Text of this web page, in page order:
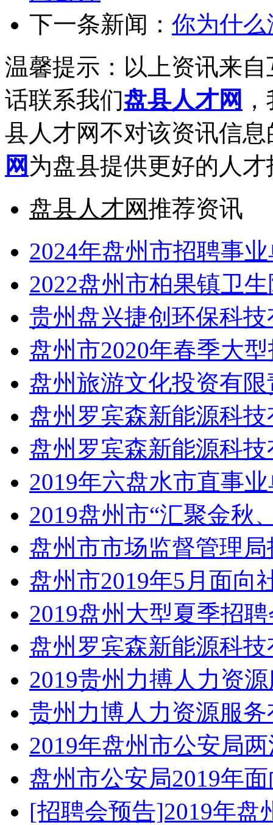
下一条新闻： 你为什
温馨提示：以上资讯来
话联系我们盘县人才网
县人才网不对该资讯信
网 为盘县提供更好的人
盘县人才网推荐资讯
2024年盘州市招聘事
2022盘州市柏果镇卫
贵州盘兴捷创环保科
盘州市2020年春季大
盘州旅游文化投资有
盘州罗宾森新能源科
盘州罗宾森新能源科
2019年六盘水市直事
2019盘州市“汇聚金秋
盘州市市场监督管理
盘州市2019年5月面向
2019盘州大型夏季招
盘州罗宾森新能源科
2019贵州力搏人力资
贵州力博人力资源服
2019年盘州市公安局
盘州市公安局2019年
[招聘会预告]2019年盘